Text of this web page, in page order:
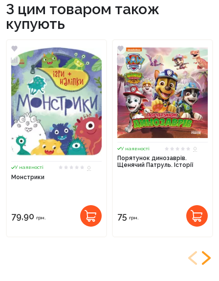
З цим товаром також
купують
У наявності
0
Монстрики
79,90 грн.
У наявності
0
Порятунок динозаврів.
Щенячий Патруль. Історії
75 грн.